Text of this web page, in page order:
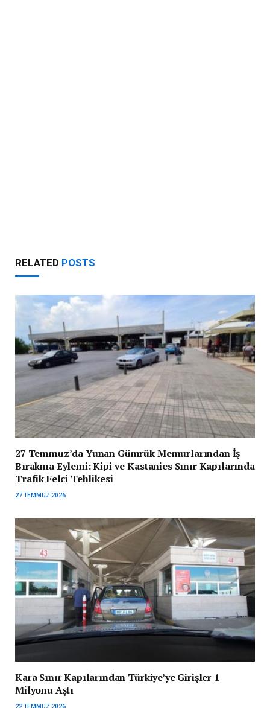
RELATED POSTS
27 Temmuz’da Yunan Gümrük Memurlarından İş
Bırakma Eylemi: Kipi ve Kastanies Sınır Kapılarında
Trafik Felci Tehlikesi
27 TEMMUZ 2026
Kara Sınır Kapılarından Türkiye’ye Girişler 1
Milyonu Aştı
22 TEMMUZ 2026